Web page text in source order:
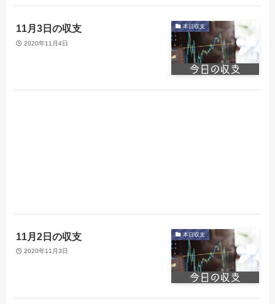
本日収支
11月3日の収支
2020年11月4日
本日収支
11月2日の収支
2020年11月3日